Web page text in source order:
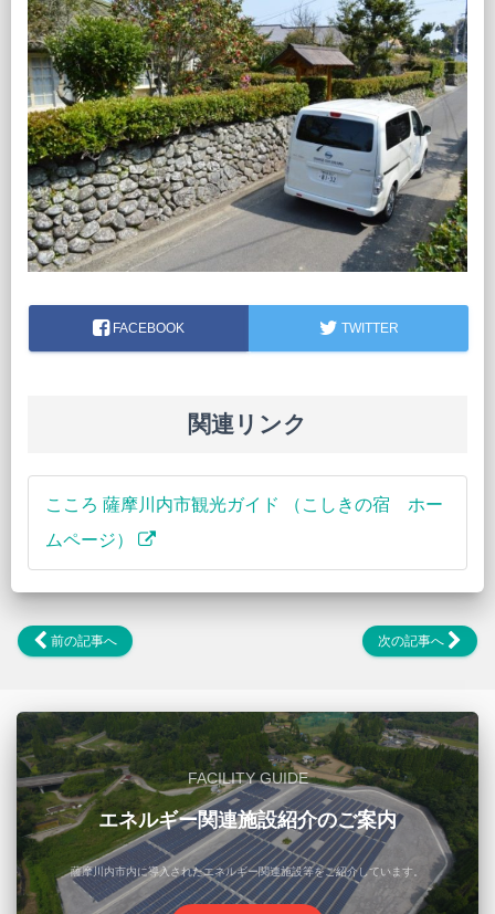
FACEBOOK TWITTER
関連リンク
こころ 薩摩川内市観光ガイド （こしきの宿 ホー
ムページ）
前の記事へ 次の記事へ
FACILITY GUIDE
エネルギー関連施設紹介のご案内
薩摩川内市内に導入されたエネルギー関連施設等をご紹介しています。